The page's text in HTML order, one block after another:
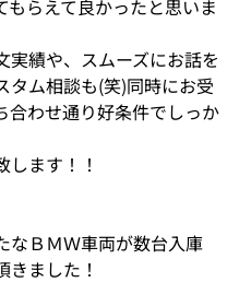
らえて良かったと思いま
績や、スムーズにお話を
タム相談も(笑)同時にお受
合わせ通り好条件でしっか
ます！！
なＢＭＷ車両が数台入庫
ました！